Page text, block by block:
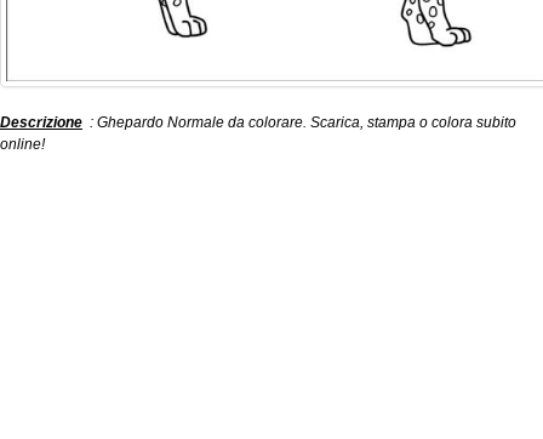
Descrizione : Ghepardo Normale da colorare. Scarica, stampa o colora subito
online!